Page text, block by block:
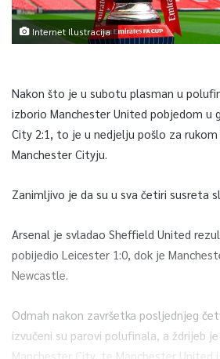
Internet Ilustracija
Nakon što je u subotu plasman u
izborio Manchester United pobjedom u
City 2:1, to je u nedjelju pošlo za rukom
Manchester Cityju.
Zanimljivo je da su u sva četiri susreta
Arsenal je svladao Sheffield United
pobijedio Leicester 1:0, dok je
Newcastle.
Odmah nakon završetka posljednjeg
izvučeni su parovi polufinala, a ždrijeb
Manchester City, te Manchester United i